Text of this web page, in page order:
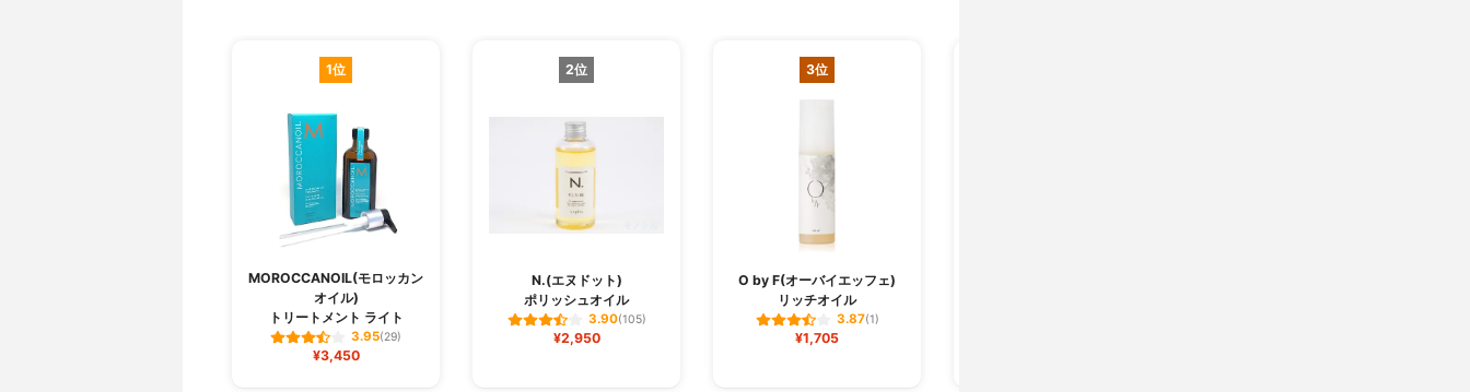
1位
MOROCCANOIL(モロッカン
オイル)
トリートメント ライト
3.95(29)
¥3,450
2位
N.(エヌドット)
ポリッシュオイル
3.90(105)
¥2,950
3位
O by F(オーバイエッフェ)
リッチオイル
3.87(1)
¥1,705